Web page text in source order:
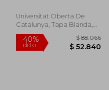
Universitat Oberta De
Catalunya, Tapa Blanda,
Nuevo